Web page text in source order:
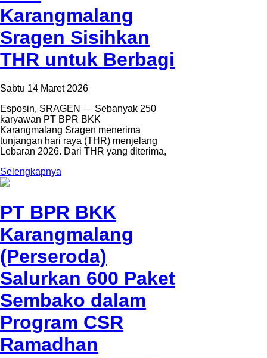
Karangmalang
Sragen Sisihkan
THR untuk Berbagi
Sabtu 14 Maret 2026
Esposin, SRAGEN — Sebanyak 250
karyawan PT BPR BKK
Karangmalang Sragen menerima
tunjangan hari raya (THR) menjelang
Lebaran 2026. Dari THR yang diterima,
Selengkapnya
PT BPR BKK
Karangmalang
(Perseroda)
Salurkan 600 Paket
Sembako dalam
Program CSR
Ramadhan